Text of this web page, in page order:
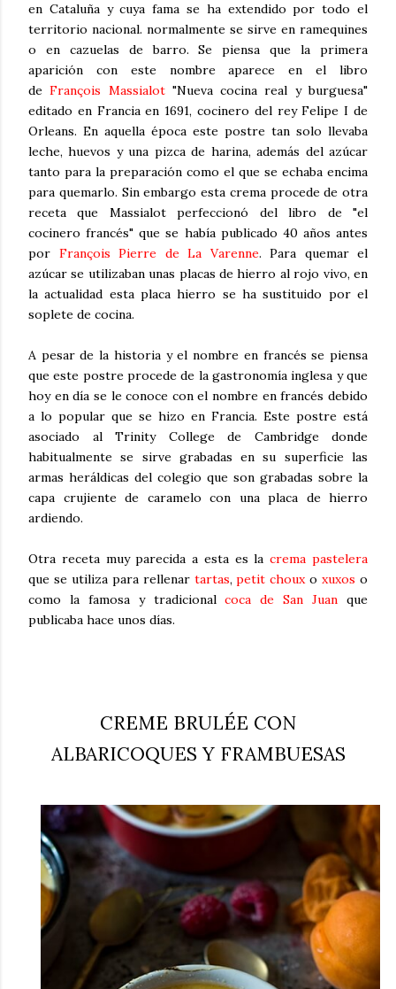
en Cataluña y cuya fama se ha extendido por todo el
territorio nacional. normalmente se sirve en ramequines
o en cazuelas de barro. Se piensa que la primera
aparición con este nombre aparece en el libro
de François Massialot"Nueva cocina real y burguesa"
editado en Francia en 1691, cocinero del rey Felipe I de
Orleans. En aquella época este postre tan solo llevaba
leche, huevos y una pizca de harina, además del azúcar
tanto para la preparación como el que se echaba encima
para quemarlo. Sin embargo esta crema procede de otra
receta que Massialot perfeccionó del libro de "el
cocinero francés" que se había publicado 40 años antes
por François Pierre de La Varenne. Para quemar el
azúcar se utilizaban unas placas de hierro al rojo vivo, en
la actualidad esta placa hierro se ha sustituido por el
soplete de cocina.
A pesar de la historia y el nombre en francés se piensa
que este postre procede de la gastronomía inglesa y que
hoy en día se le conoce con el nombre en francés debido
a lo popular que se hizo en Francia. Este postre está
asociado al Trinity College de Cambridge donde
habitualmente se sirve grabadas en su superficie las
armas heráldicas del colegio que son grabadas sobre la
capa crujiente de caramelo con una placa de hierro
ardiendo.
Otra receta muy parecida a esta es lacrema pastelera
que se utiliza para rellenar tartas,petit chouxoxuxos o
como la famosa y tradicionalcoca de San Juan que
publicaba hace unos días.
CREME BRULÉE CON
ALBARICOQUES Y FRAMBUESAS